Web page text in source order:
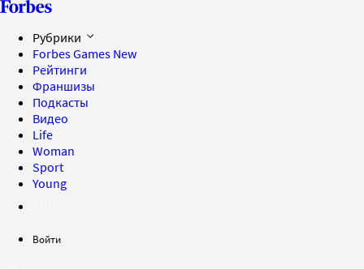
Рубрики
Forbes Games New
Рейтинги
Франшизы
Подкасты
Видео
Life
Woman
Sport
Young
Войти